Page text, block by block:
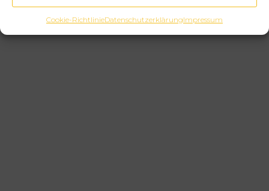
Cookie-RichtlinieDatenschutzerklärungImpressum